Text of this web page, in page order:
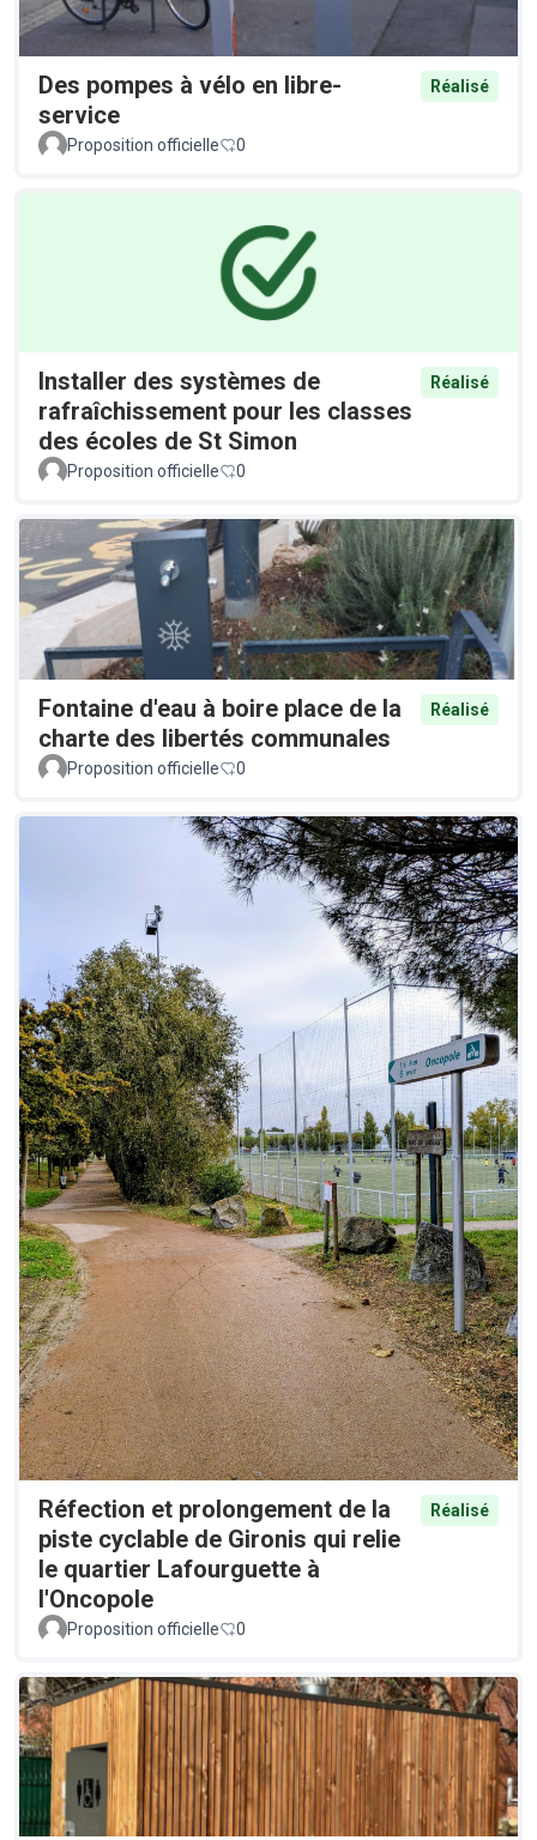
Des pompes à vélo en libre-
service
Réalisé
Proposition officielle 0
Installer des systèmes de
rafraîchissement pour les classes
des écoles de St Simon
Réalisé
Proposition officielle 0
Fontaine d'eau à boire place de la
charte des libertés communales
Réalisé
Proposition officielle 0
Réfection et prolongement de la
piste cyclable de Gironis qui relie
le quartier Lafourguette à
l'Oncopole
Réalisé
Proposition officielle 0